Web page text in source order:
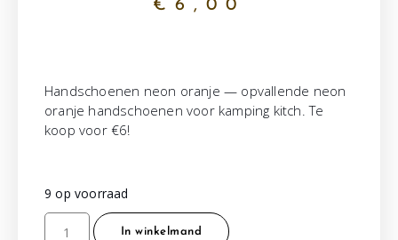
€ 6,00
Handschoenen neon oranje — opvallende neon
oranje handschoenen voor kamping kitch. Te
koop voor €6!
9 op voorraad
In winkelmand